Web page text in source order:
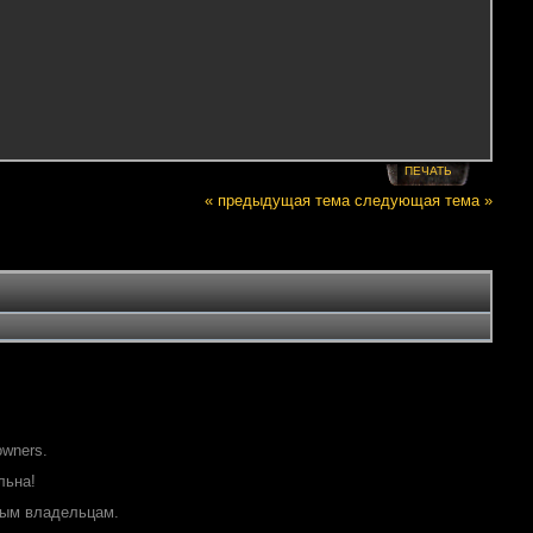
ПЕЧАТЬ
« предыдущая тема следующая тема »
владельцам.